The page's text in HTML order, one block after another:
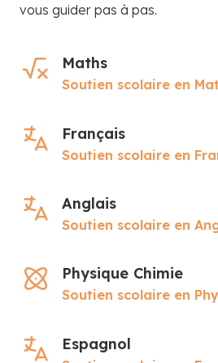
vous guider pas à pas.
Maths
Soutien scolaire en
Français
Soutien scolaire en
Anglais
Soutien scolaire en
Physique Chimie
Soutien scolaire en
Espagnol